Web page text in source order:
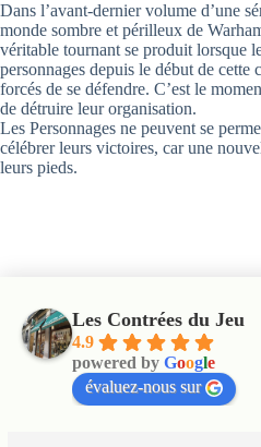
Dans l’avant-dernier volume d’une
monde sombre et périlleux de
véritable tournant se produit lorsque
personnages depuis le début de cette
forcés de se défendre. C’est le
de détruire leur organisation.
Les Personnages ne peuvent se
célébrer leurs victoires, car une
leurs pieds.
Les Contrées du Jeu
4.9
powered by Google
évaluez-nous sur